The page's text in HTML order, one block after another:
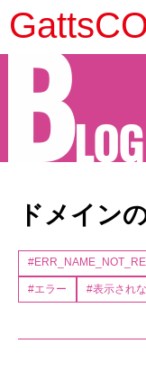
BLOG
ドメイン
#エラー #表示され